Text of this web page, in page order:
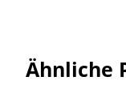
Ähnliche